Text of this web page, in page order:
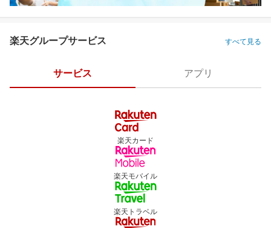
楽天グループサービス すべて見る
サービス アプリ
楽天カード
楽天モバイル
楽天トラベル